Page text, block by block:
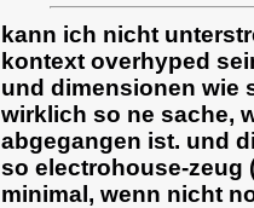
kann ich nicht
kontext overhyped
und dimensionen wie
wirklich so ne sache,
abgegangen ist. und
so electrohouse-zeug
minimal, wenn nicht